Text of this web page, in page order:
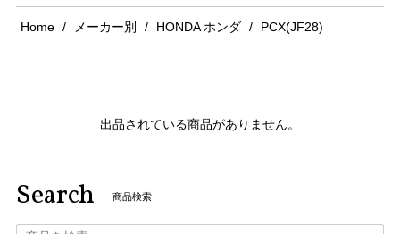
Home メーカー別 HONDA ホンダ PCX(JF28)
出品されている商品がありません。
Search 商品検索